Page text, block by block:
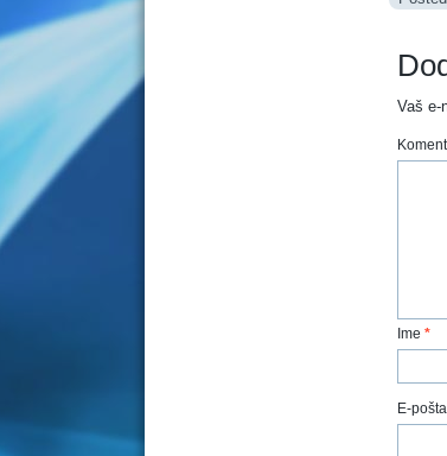
Vaš e-
Ime *
E-pošta